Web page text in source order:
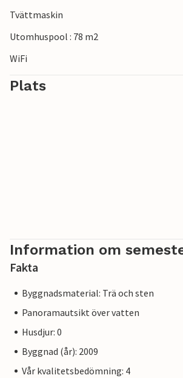
Tvättmaskin
Utomhuspool : 78 m2
WiFi
Plats
Information om
Fakta
Byggnadsmaterial: Trä och sten
Panoramautsikt över vatten
Husdjur: 0
Byggnad (år): 2009
Vår kvalitetsbedömning: 4